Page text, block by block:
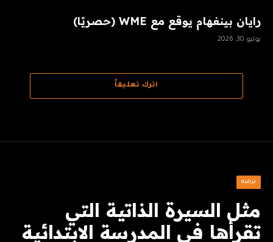
رايان بينغهام يوقع مع WME (حصريًا)
يوليو 30, 2026
اترك تعليقاً
ترفيه
مثل السيرة الذاتية التي
تقرأها في المدرسة الابتدائية